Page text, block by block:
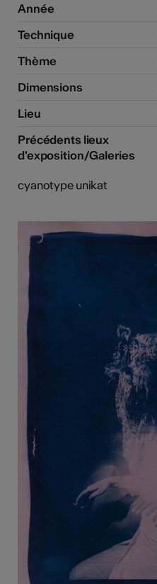
Année
Technique
Thème
Dimensions
Lieu
Précédents lieux
d'exposition/Galeries
cyanotype unikat